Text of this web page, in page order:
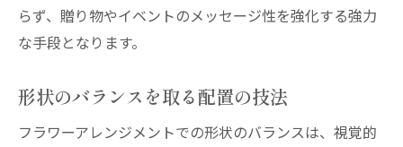
らず、贈り物やイベントのメッセージ性を強化する強力
な手段となります。
形状のバランスを取る配置の技法
フラワーアレンジメントでの形状のバランスは、視覚的